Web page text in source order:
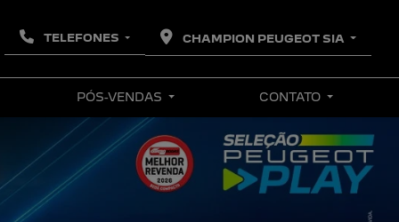
TELEFONES CHAMPION PEUGEOT SIA
PÓS-VENDAS CONTATO